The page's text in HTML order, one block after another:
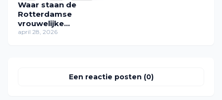
Waar staan de
Rotterdamse
vrouwelijke
rolmodellen van toen
april 28, 2026
Een reactie posten (0)